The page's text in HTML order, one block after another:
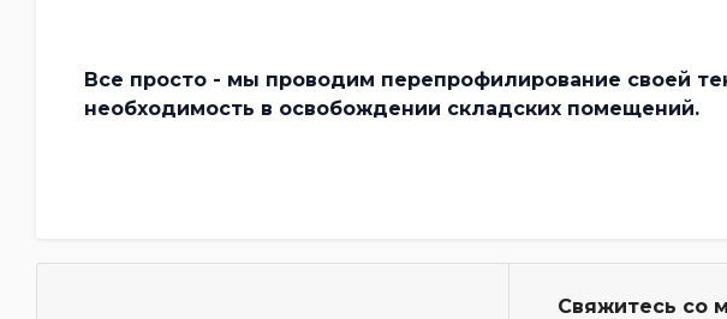
Все просто - мы проводим перепрофилирование своей
необходимость в освобождении складских помещений.
Свяжитесь со